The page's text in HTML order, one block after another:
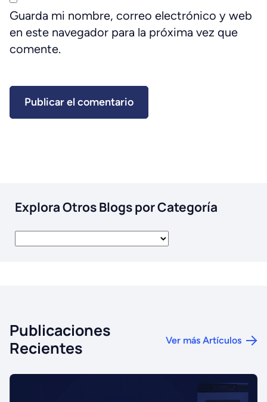
Guarda mi nombre, correo electrónico y web
en este navegador para la próxima vez que
comente.
Explora Otros Blogs por Categoría
Publicaciones
Recientes
Ver más Artículos